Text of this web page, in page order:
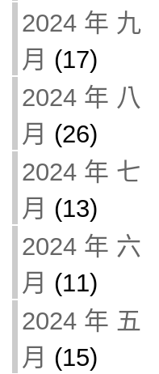
2024 年 九
月 (17)
2024 年 八
月 (26)
2024 年 七
月 (13)
2024 年 六
月 (11)
2024 年 五
月 (15)